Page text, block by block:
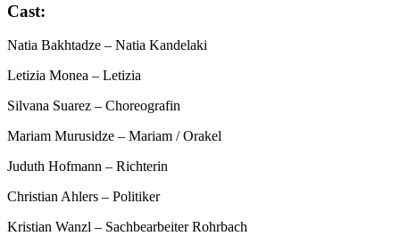
Cast:
Natia Bakhtadze – Natia Kandelaki
Letizia Monea – Letizia
Silvana Suarez – Choreografin
Mariam Murusidze – Mariam / Orakel
Juduth Hofmann – Richterin
Christian Ahlers – Politiker
Kristian Wanzl – Sachbearbeiter Rohrbach